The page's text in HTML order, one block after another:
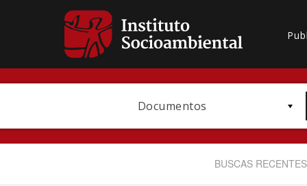
Documentos
BUSCAS